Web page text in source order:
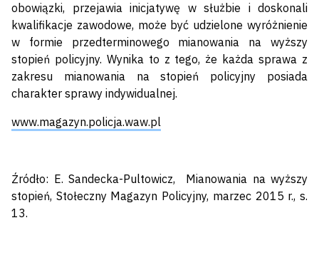
obowiązki, przejawia inicjatywę w służbie i doskonali
kwalifikacje zawodowe, może być udzielone wyróżnienie
w formie przedterminowego mianowania na wyższy
stopień policyjny. Wynika to z tego, że każda sprawa z
zakresu mianowania na stopień policyjny posiada
charakter sprawy indywidualnej.
www.magazyn.policja.waw.pl
Źródło: E. Sandecka-Pultowicz, Mianowania na wyższy
stopień, Stołeczny Magazyn Policyjny, marzec 2015 r., s.
13.